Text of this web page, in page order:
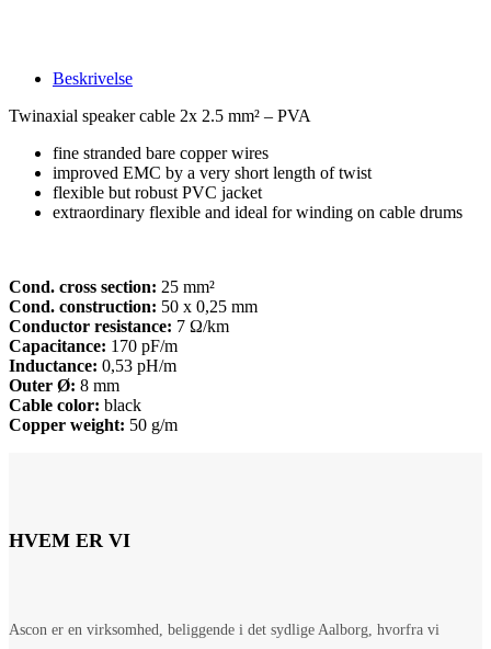
Beskrivelse
Twinaxial speaker cable 2x 2.5 mm² – PVA
fine stranded bare copper wires
improved EMC by a very short length of twist
flexible but robust PVC jacket
extraordinary flexible and ideal for winding on cable drums
Cond. cross section: 25 mm²
Cond. construction: 50 x 0,25 mm
Conductor resistance: 7 Ω/km
Capacitance: 170 pF/m
Inductance: 0,53 pH/m
Outer Ø: 8 mm
Cable color: black
Copper weight: 50 g/m
HVEM ER VI
Ascon er en virksomhed, beliggende i det sydlige Aalborg, hvorfra vi